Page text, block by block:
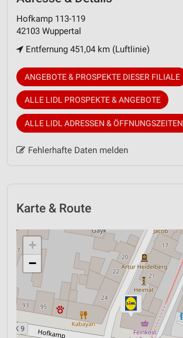
Hofkamp 113-119
42103 Wuppertal
Entfernung 451,04 km (Luftlinie)
ANGEBOTE & PROSPEKTE DIESER FILIALE
ALLE LIDL PROSPEKTE & ANGEBOTE
ALLE LIDL ADRESSEN & ÖFFNUNGSZEITEN
Fehlerhafte Daten melden
Karte & Route
+
−